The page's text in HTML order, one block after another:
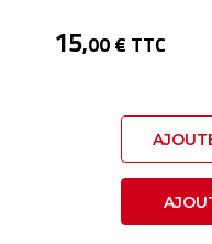
15,00 € TTC